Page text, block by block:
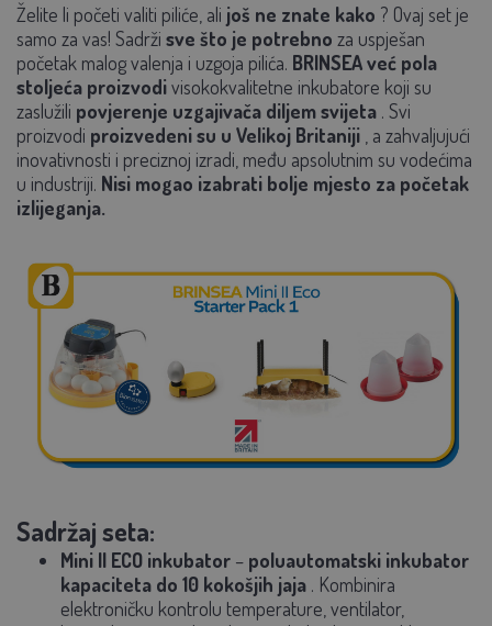
Želite li početi valiti piliće, ali još ne znate kako ? Ovaj set je
samo za vas! Sadrži sve što je potrebno za uspješan
početak malog valenja i uzgoja pilića. BRINSEA već pola
stoljeća proizvodivisokokvalitetne inkubatore koji su
zaslužili povjerenje uzgajivača diljem svijeta . Svi
proizvodi proizvedeni su u Velikoj Britaniji , a zahvaljujući
inovativnosti i preciznoj izradi, među apsolutnim su vodećima
u industriji. Nisi mogao izabrati bolje mjesto za početak
izlijeganja.
Sadržaj seta:
Mini II ECO inkubator – poluautomatski inkubator
kapaciteta do 10 kokošjih jaja . Kombinira
elektroničku kontrolu temperature, ventilator,